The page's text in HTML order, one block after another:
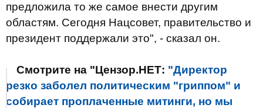
предложила то же самое внести другим
областям. Сегодня Нацсовет, правительство и
президент поддержали это", - сказал он.
Смотрите на "Цензор.НЕТ: "Директор
резко заболел политическим "гриппом" и
собирает проплаченные митинги, но мы